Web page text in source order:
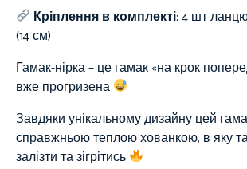
Кріплення в комплекті: 4 шт
(14 см)
Гамак-нірка – це гамак «на крок
вже прогризена
Завдяки унікальному дизайну цей
справжньою теплою хованкою, в яку
залізти та зігрітись